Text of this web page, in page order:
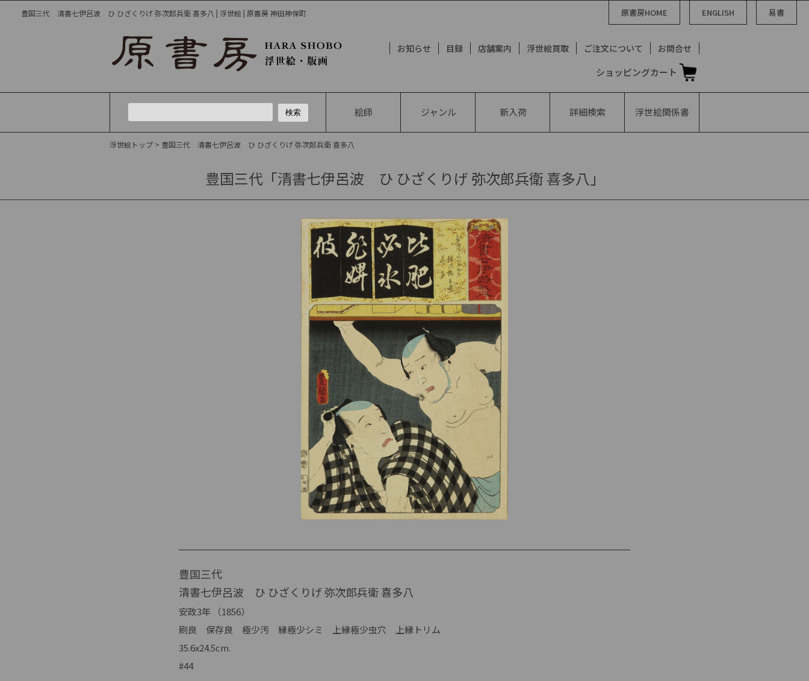
豊国三代 清書七伊呂波 ひ ひざくりげ 弥次郎兵衛 喜多八 | 浮世絵 | 原書房 神田神保町 原書房HOME ENGLISH 易書
お知らせ 目録 店舗案内 浮世絵買取 ご注文について お問合せ
ショッピングカート
絵師 ジャンル 新入荷 詳細検索 浮世絵関係書
浮世絵トップ > 豊国三代 清書七伊呂波 ひ ひざくりげ 弥次郎兵衛 喜多八
豊国三代「清書七伊呂波 ひ ひざくりげ 弥次郎兵衛 喜多八」
豊国三代
清書七伊呂波 ひ ひざくりげ 弥次郎兵衛 喜多八
安政3年 （1856）
刷良 保存良 極少汚 縁極少シミ 上縁極少虫穴 上縁トリム
35.6x24.5cm.
#44